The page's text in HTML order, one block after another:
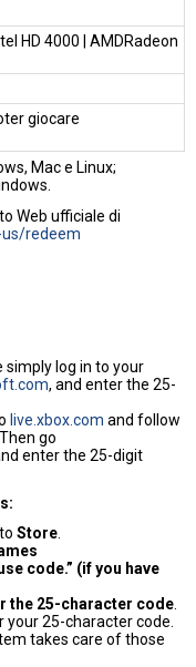
HD 4000 | AMDRadeon
giocare
Mac e Linux;
Web ufficiale di
redeem
simply log in to your
, and enter the 25-
live.xbox.com and follow
go
enter the 25-digit
Store
code.” (if you have
the 25-character code
25-character code.
takes care of those